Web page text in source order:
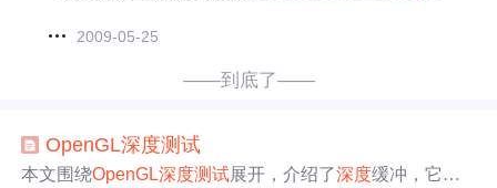
2009-05-25
——到底了——
OpenGL深度测试
本文围绕OpenGL深度测试展开，介绍了深度缓冲，它由